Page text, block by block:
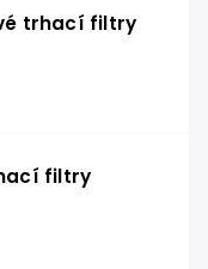
trhací filtry
filtry